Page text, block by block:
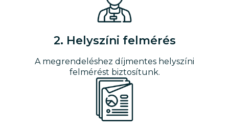
2. Helyszíni felmérés
A megrendeléshez díjmentes helyszíni
felmérést biztosítunk.